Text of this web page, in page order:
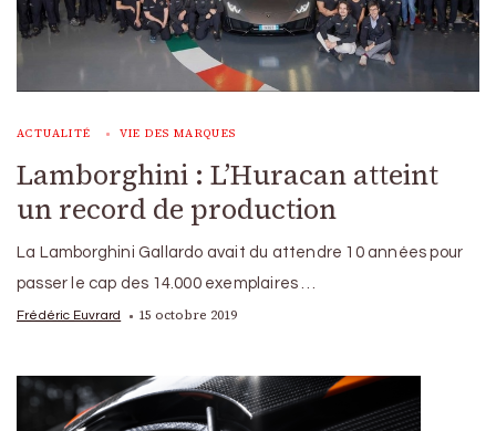
ACTUALITÉ VIE DES MARQUES
Lamborghini : L’Huracan atteint
un record de production
La Lamborghini Gallardo avait du attendre 10 années pour
passer le cap des 14.000 exemplaires …
Frédéric Euvrard 15 octobre 2019